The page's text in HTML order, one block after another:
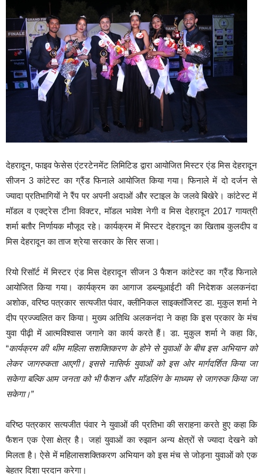
देहरादून, फाइव फेसेस एंटरटेनमेंट लिमिटिड द्वारा आयोजित मिस्टर एंड मिस देहरादून
सीजन 3 कांटेस्ट का ग्रैंड फिनाले आयोजित किया गया। फिनाले में दो दर्जन से
ज्यादा प्रतिभागियों ने रैंप पर अपनी अदाओं और स्टाइल के जलवे बिखेरे। कांटेस्ट में
मॉडल व एक्ट्रेस टीना विक्टर, मॉडल भावेश नेगी व मिस देहरादून 2017 गायत्री
शर्मा बतौर निर्णायक मौजूद रहे। कार्यक्रम में मिस्टर देहरादून का खिताब कुलदीप व
मिस देहरादून का ताज श्रेया सरकार के सिर सजा।
रियो रिसॉर्ट में मिस्टर एंड मिस देहरादून सीजन 3 फैशन कांटेस्ट का ग्रैंड फिनाले
आयोजित किया गया। कार्यक्रम का आगाज डब्ल्यूआईटी की निदेशक अलकनंदा
अशोक, वरिष्ठ पत्रकार सत्यजीत पंवार, क्लीनिकल साइक्लॉजिस्ट डा. मुकुल शर्मा ने
दीप प्रज्ज्वलित कर किया। मुख्य अतिथि अलकनंदा ने कहा कि इस प्रकार के मंच
युवा पीढ़ी में आत्मविश्वास जगाने का कार्य करते हैं। डा. मुकुल शर्मा ने कहा कि,
“कार्यक्रम की थीम महिला सशक्तिकरण के होने से युवाओं के बीच इस अभियान को
लेकर जागरुकता आएगी। इससे नासिर्फ युवाओं को इस ओर मार्गदर्शित किया जा
सकेगा बल्कि आम जनता को भी फैशन और मॉडलिंग के माध्यम से जागरुक किया जा
सकेगा।”
वरिष्ठ पत्रकार सत्यजीत पंवार ने युवाओं की प्रतिभा की सराहना करते हुए कहा कि
फैशन एक ऐसा क्षेत्र है। जहां युवाओं का रुझान अन्य क्षेत्रों से ज्यादा देखने को
मिलता है। ऐसे में महिलासशक्तिकरण अभियान को इस मंच से जोड़ना युवाओं को एक
बेहतर दिशा प्रदान करेगा।